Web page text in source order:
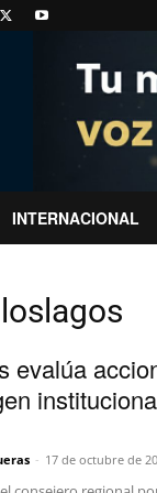
INTERNACIONAL
evalúa
- 17 de octubre de